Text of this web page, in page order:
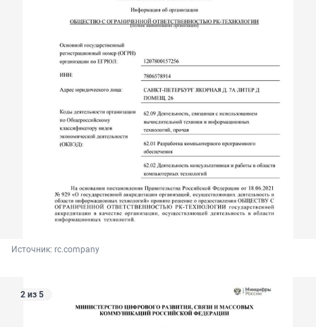
Источник: rc.company
2 из 5